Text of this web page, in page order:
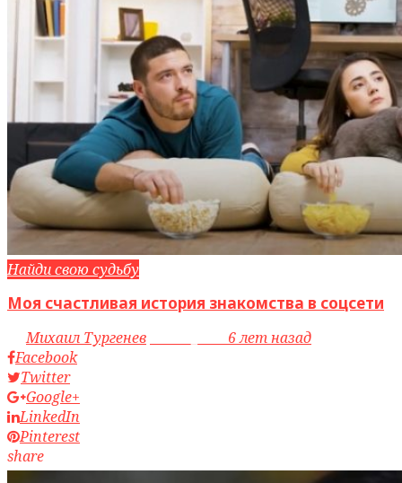
Найди свою судьбу
Моя счастливая история знакомства в соцсети
byМихаил Тургенев
6 лет назад
Facebook
Twitter
Google+
LinkedIn
Pinterest
share